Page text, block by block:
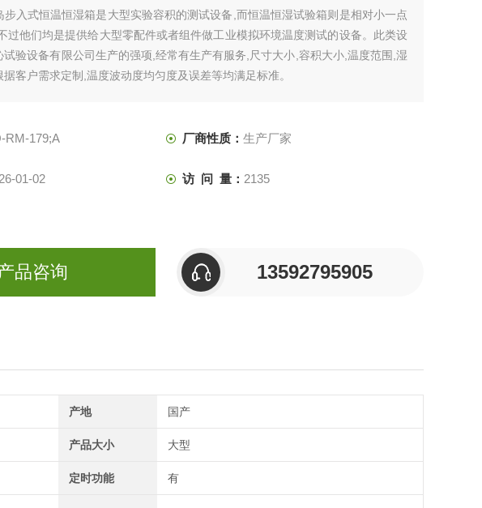
步入式恒温恒湿箱是大型实验容积的测试设备,而恒温恒湿试验箱则是相对小一点
过他们均是提供给大型零配件或者组件做工业模拟环境温度测试的设备。此类设
试验设备有限公司生产的强项,经常有生产有服务,尺寸大小,容积大小,温度范围,湿
据客户需求定制,温度波动度均匀度及误差等均满足标准。
RM-179;A 厂商性质： 生产厂家
01-02 访 问 量： 2135
品咨询 13592795905
产地 国产
产品大小 大型
定时功能 有